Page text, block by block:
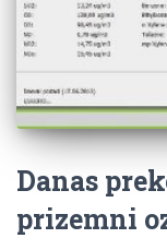
Danas
prizemni